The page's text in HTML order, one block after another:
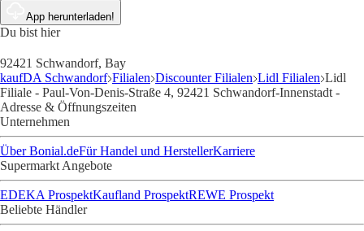
App herunterladen!
Du bist hier
92421 Schwandorf, Bay
kaufDA Schwandorf Filialen Discounter Filialen Lidl Filialen Lidl
Filiale - Paul-Von-Denis-Straße 4, 92421 Schwandorf-Innenstadt -
Adresse & Öffnungszeiten
Unternehmen
Über Bonial.deFür Handel und HerstellerKarriere
Supermarkt Angebote
EDEKA ProspektKaufland ProspektREWE Prospekt
Beliebte Händler